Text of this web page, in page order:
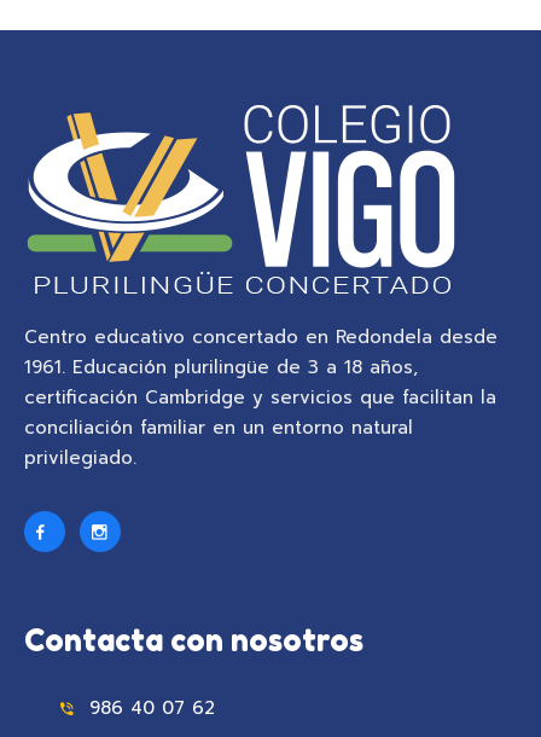
Centro educativo concertado en Redondela desde
1961. Educación plurilingüe de 3 a 18 años,
certificación Cambridge y servicios que facilitan la
conciliación familiar en un entorno natural
privilegiado.
Contacta con nosotros
986 40 07 62